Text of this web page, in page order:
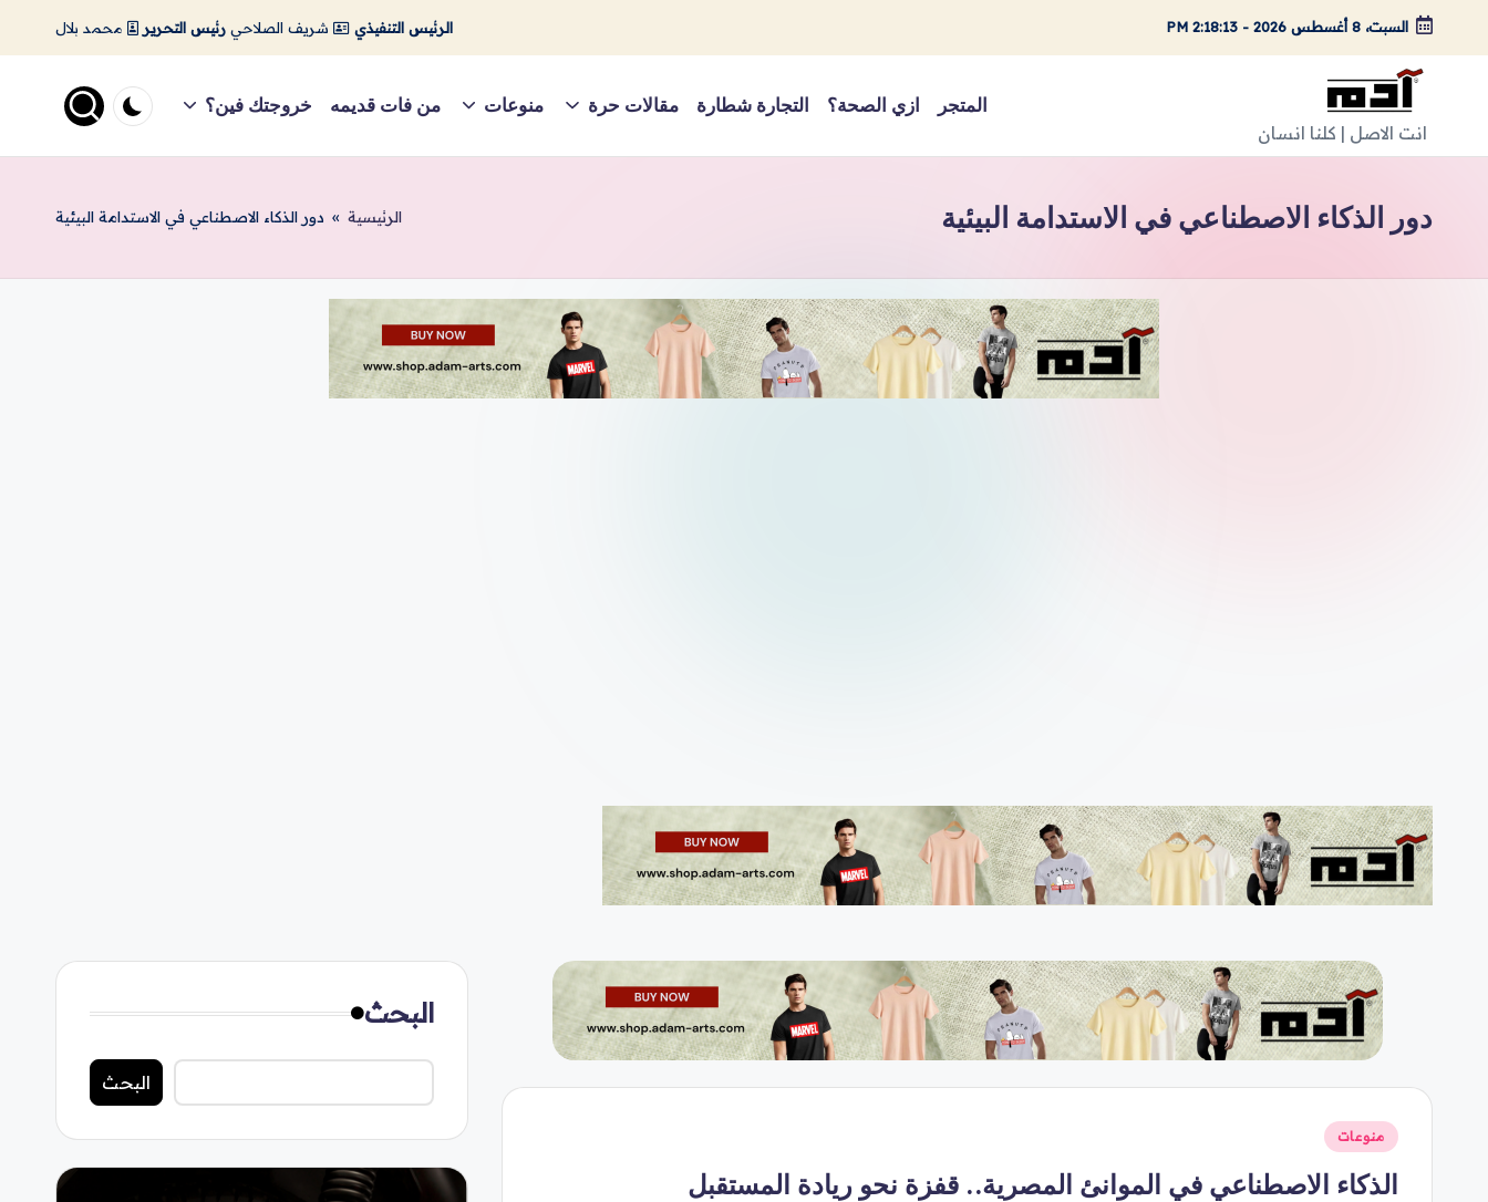
التجاوز
السبت، 8 أغسطس 2026 -
2:18:14 PM الرئيس التنفيذي شريف الصلاحي رئيس التحرير محمد بلال
A
a
m
انت الاصل | كلنا انسان
المتجر ازي الصحة؟ التجارة شطارة مقالات حرة منوعات من فات قديمه خروجتك فين؟
دور الذكاء الاصطناعي في الاستدامة البيئية الرئيسية » دور الذكاء الاصطناعي في الاستدامة البيئية
نُشر
في
منوعات
الذكاء الاصطناعي في الموانئ المصرية.. قفزة نحو ريادة المستقبل
البحث
البحث